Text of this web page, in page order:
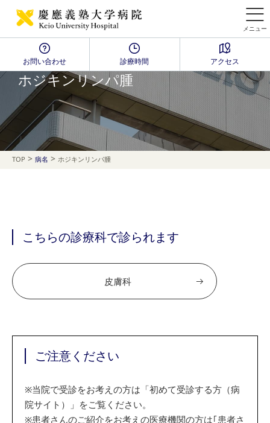
メニュー
お問い合わせ 診療時間 アクセス
Disease Name Search
ホジキンリンパ腫
TOP > 病名 > ホジキンリンパ腫
こちらの診療科で診られます
皮膚科
ご注意ください
※当院で受診をお考えの方は「初めて受診する方（病
院サイト）」をご覧ください。
※患者さんのご紹介をお考えの医療機関の方は｢患者さ